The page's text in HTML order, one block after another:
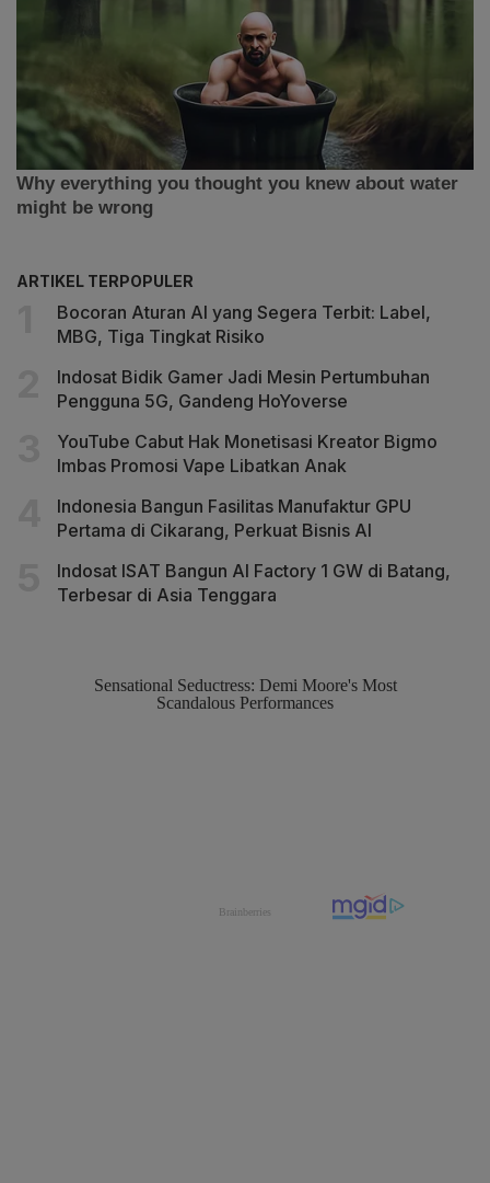
ARTIKEL TERPOPULER
Bocoran Aturan AI yang Segera Terbit: Label,
MBG, Tiga Tingkat Risiko
Indosat Bidik Gamer Jadi Mesin Pertumbuhan
Pengguna 5G, Gandeng HoYoverse
YouTube Cabut Hak Monetisasi Kreator Bigmo
Imbas Promosi Vape Libatkan Anak
Indonesia Bangun Fasilitas Manufaktur GPU
Pertama di Cikarang, Perkuat Bisnis AI
Indosat ISAT Bangun AI Factory 1 GW di Batang,
Terbesar di Asia Tenggara